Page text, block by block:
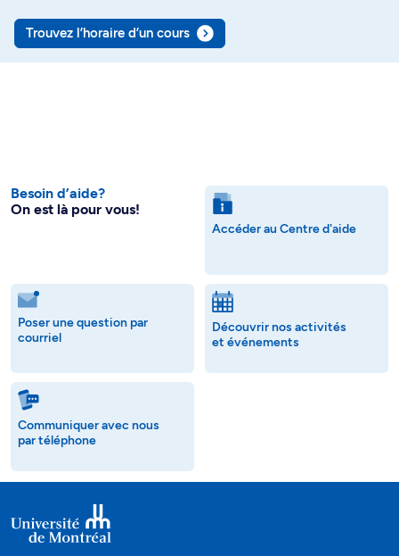
Trouvez l’horaire d’un cours
Besoin d’aide?
On est là pour vous!
Accéder au Centre d'aide
Poser une question par
courriel
Découvrir nos activités
et événements
Communiquer avec nous
par téléphone